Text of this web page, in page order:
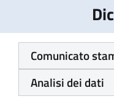
Comunicato
Analisi dei dati